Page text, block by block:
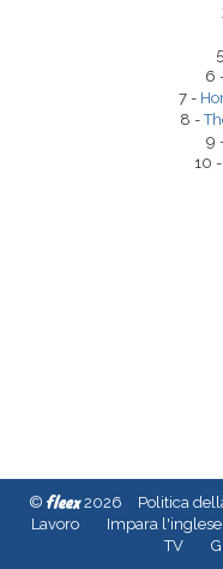
6
7 -
8 -
9
10 -
© fleex2026 Politica
Lavoro
Impara
TV